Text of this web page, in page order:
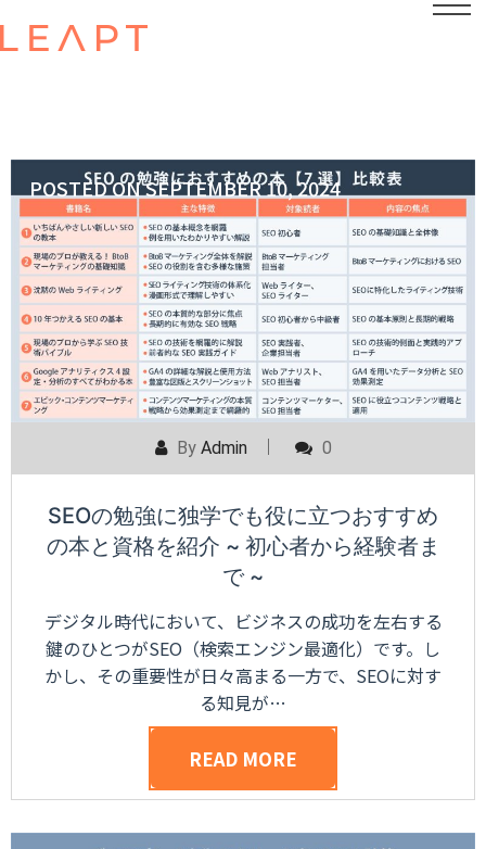
POSTED ONSEPTEMBER 10, 2024
By Admin 0
SEOの勉強に独学でも役に立つおすすめ
の本と資格を紹介 ~ 初心者から経験者ま
で ~
デジタル時代において、ビジネスの成功を左右する
鍵のひとつがSEO（検索エンジン最適化）です。し
かし、その重要性が日々高まる一方で、SEOに対す
る知見が…
READ MORE